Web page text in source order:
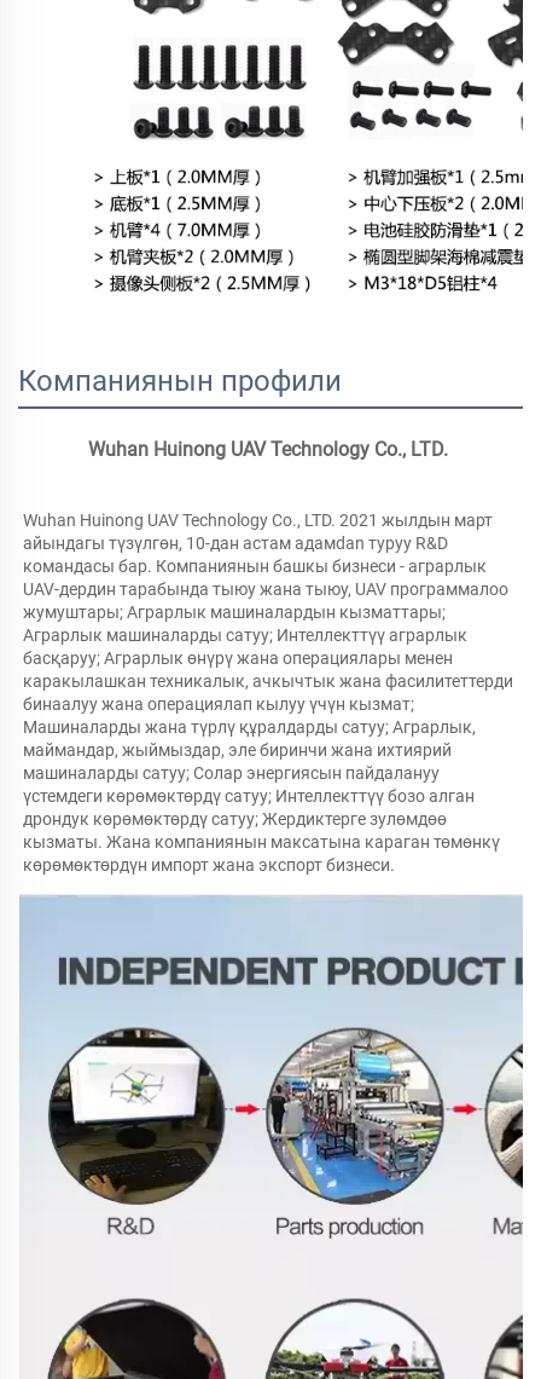
Компаниянын профили
Wuhan Huinong UAV Technology Co., LTD.
Wuhan Huinong UAV Technology Co., LTD. 2021 жылдын март
айындагы түзүлгөн, 10-дан астам адамdan туруу R&D
командасы бар. Компаниянын башкы бизнеси - аграрлык
UAV-дердин тарабында тыюу жана тыюу, UAV программалоо
жумуштары; Аграрлык машиналардын кызматтары;
Аграрлык машиналарды сатуу; Интеллекттүү аграрлык
басқаруу; Аграрлык өнүрү жана операциялары менен
каракылашкан техникалык, ачкычтык жана фасилитеттерди
бинаалуу жана операциялап кылуу үчүн кызмат;
Машиналарды жана түрлү құралдарды сатуу; Аграрлык,
маймандар, жыймыздар, эле биринчи жана ихтиярий
машиналарды сатуу; Солар энергиясын пайдалануу
үстемдеги көрөмөктөрдү сатуу; Интеллекттүү бозо алган
дрондук көрөмөктөрдү сатуу; Жердиктерге зулөмдөө
кызматы. Жана компаниянын максатына караган төмөнкү
көрөмөктөрдүн импорт жана экспорт бизнеси.